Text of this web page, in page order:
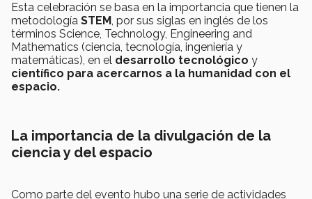
Esta celebración se basa en la importancia que tienen la
metodología STEM, por sus siglas en inglés de los
términos Science, Technology, Engineering and
Mathematics (ciencia, tecnología, ingeniería y
matemáticas), en el desarrollo tecnológico y
científico para acercarnos a la humanidad con el
espacio.
La importancia de la divulgación de la
ciencia y del espacio
Como parte del evento hubo una serie de actividades